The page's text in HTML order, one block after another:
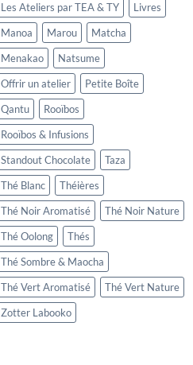
Les Ateliers par TEA & TY
Livres
Manoa
Marou
Matcha
Menakao
Natsume
Offrir un atelier
Petite Boîte
Qantu
Rooïbos
Rooïbos & Infusions
Standout Chocolate
Taza
Thé Blanc
Théières
Thé Noir Aromatisé
Thé Noir Nature
Thé Oolong
Thés
Thé Sombre & Maocha
Thé Vert Aromatisé
Thé Vert Nature
Zotter Labooko